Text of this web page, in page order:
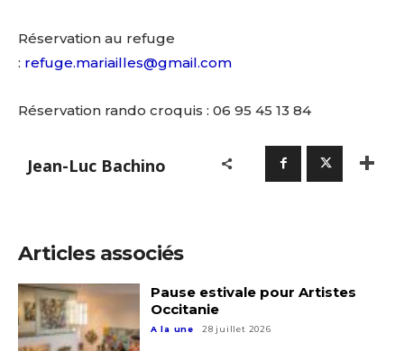
Réservation au refuge
: refuge.mariailles@gmail.com
Réservation rando croquis : 06 95 45 13 84
Jean-Luc Bachino
Articles associés
Pause estivale pour Artistes
Occitanie
A la une 28 juillet 2026